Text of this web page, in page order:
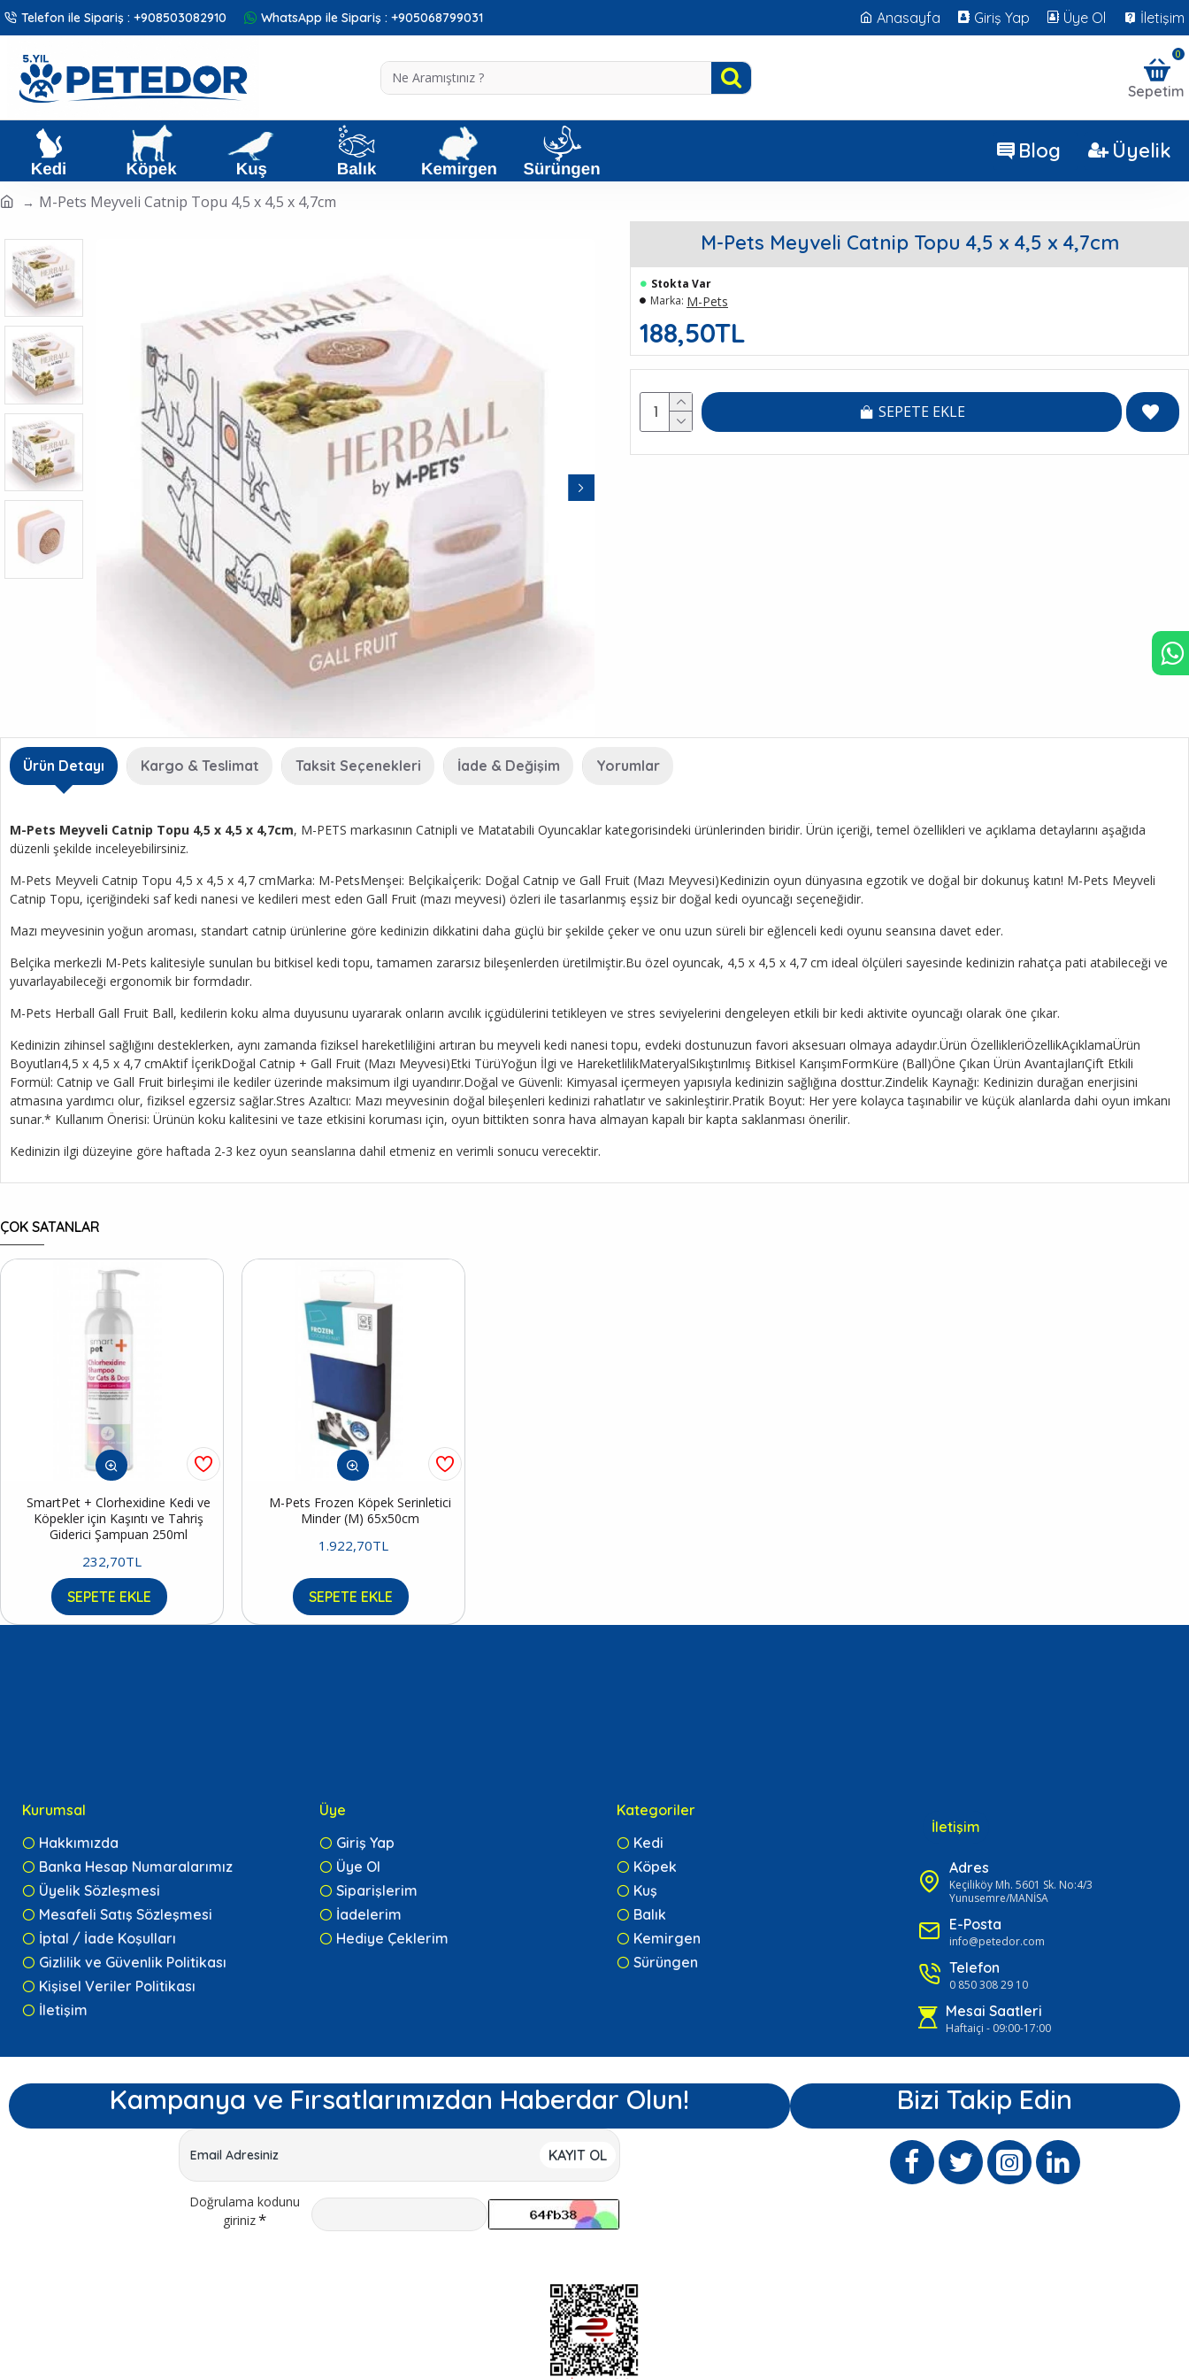
Telefon ile Sipariş : +908503082910 WhatsApp ile Sipariş : +905068799031 Anasayfa Giriş Yap Üye Ol İletişim
Sepetim
0
Blog Üyelik
M-Pets Meyveli Catnip Topu 4,5 x 4,5 x 4,7cm
M-Pets Meyveli Catnip Topu 4,5 x 4,5 x 4,7cm
188,50TL
Stokta Var
Marka: M-Pets
SEPETE EKLE
Ürün Detayı Kargo & Teslimat Taksit Seçenekleri İade & Değişim Yorumlar
M-Pets Meyveli Catnip Topu 4,5 x 4,5 x 4,7cm, M-PETS markasının Catnipli ve Matatabili Oyuncaklar kategorisindeki ürünlerinden biridir. Ürün içeriği, temel özellikleri ve açıklama detaylarını aşağıda
düzenli şekilde inceleyebilirsiniz.
M-Pets Meyveli Catnip Topu 4,5 x 4,5 x 4,7 cmMarka: M-PetsMenşei: Belçikaİçerik: Doğal Catnip ve Gall Fruit (Mazı Meyvesi)Kedinizin oyun dünyasına egzotik ve doğal bir dokunuş katın! M-Pets Meyveli
Catnip Topu, içeriğindeki saf kedi nanesi ve kedileri mest eden Gall Fruit (mazı meyvesi) özleri ile tasarlanmış eşsiz bir doğal kedi oyuncağı seçeneğidir.
Mazı meyvesinin yoğun aroması, standart catnip ürünlerine göre kedinizin dikkatini daha güçlü bir şekilde çeker ve onu uzun süreli bir eğlenceli kedi oyunu seansına davet eder.
Belçika merkezli M-Pets kalitesiyle sunulan bu bitkisel kedi topu, tamamen zararsız bileşenlerden üretilmiştir.Bu özel oyuncak, 4,5 x 4,5 x 4,7 cm ideal ölçüleri sayesinde kedinizin rahatça pati atabileceği ve
yuvarlayabileceği ergonomik bir formdadır.
M-Pets Herball Gall Fruit Ball, kedilerin koku alma duyusunu uyararak onların avcılık içgüdülerini tetikleyen ve stres seviyelerini dengeleyen etkili bir kedi aktivite oyuncağı olarak öne çıkar.
Kedinizin zihinsel sağlığını desteklerken, aynı zamanda fiziksel hareketliliğini artıran bu meyveli kedi nanesi topu, evdeki dostunuzun favori aksesuarı olmaya adaydır.Ürün ÖzellikleriÖzellikAçıklamaÜrün
Boyutları4,5 x 4,5 x 4,7 cmAktif İçerikDoğal Catnip + Gall Fruit (Mazı Meyvesi)Etki TürüYoğun İlgi ve HareketlilikMateryalSıkıştırılmış Bitkisel KarışımFormKüre (Ball)Öne Çıkan Ürün AvantajlarıÇift Etkili
Formül: Catnip ve Gall Fruit birleşimi ile kediler üzerinde maksimum ilgi uyandırır.Doğal ve Güvenli: Kimyasal içermeyen yapısıyla kedinizin sağlığına dosttur.Zindelik Kaynağı: Kedinizin durağan enerjisini
atmasına yardımcı olur, fiziksel egzersiz sağlar.Stres Azaltıcı: Mazı meyvesinin doğal bileşenleri kedinizi rahatlatır ve sakinleştirir.Pratik Boyut: Her yere kolayca taşınabilir ve küçük alanlarda dahi oyun imkanı
sunar.* Kullanım Önerisi: Ürünün koku kalitesini ve taze etkisini koruması için, oyun bittikten sonra hava almayan kapalı bir kapta saklanması önerilir.
Kedinizin ilgi düzeyine göre haftada 2-3 kez oyun seanslarına dahil etmeniz en verimli sonucu verecektir.
ÇOK SATANLAR
SmartPet + Clorhexidine Kedi ve
Köpekler için Kaşıntı ve Tahriş
Giderici Şampuan 250ml
232,70TL
SEPETE EKLE
M-Pets Frozen Köpek Serinletici
Minder (M) 65x50cm
1.922,70TL
SEPETE EKLE
Kurumsal
Hakkımızda
Banka Hesap Numaralarımız
Üyelik Sözleşmesi
Mesafeli Satış Sözleşmesi
İptal / İade Koşulları
Gizlilik ve Güvenlik Politikası
Kişisel Veriler Politikası
İletişim
Üye
Giriş Yap
Üye Ol
Siparişlerim
İadelerim
Hediye Çeklerim
Kategoriler
Kedi
Köpek
Kuş
Balık
Kemirgen
Sürüngen
İletişim
Adres
Keçiliköy Mh. 5601 Sk. No:4/3
Yunusemre/MANİSA
E-Posta
info@petedor.com
Telefon
0 850 308 29 10
Mesai Saatleri
Haftaiçi - 09:00-17:00
Kampanya ve Fırsatlarımızdan Haberdar Olun!
KAYIT OL
Doğrulama kodunu
giriniz
Bizi Takip Edin